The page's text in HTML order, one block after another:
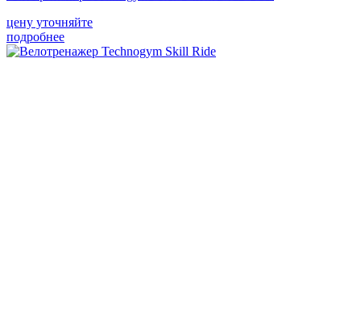
цену уточняйте
подробнее